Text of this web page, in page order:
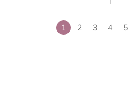
1 2 3 4 5